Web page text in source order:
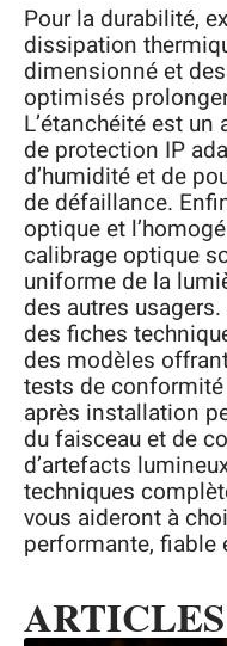
Pour la durabilité,
dissipation
dimensionné et
optimisés
L’étanchéité est
de protection IP
d’humidité et de
de défaillance.
optique et
calibrage optique
uniforme de la
des autres
des fiches
des modèles
tests de
après installation
du faisceau et de
d’artefacts
techniques
vous aideront à
performante, fiable